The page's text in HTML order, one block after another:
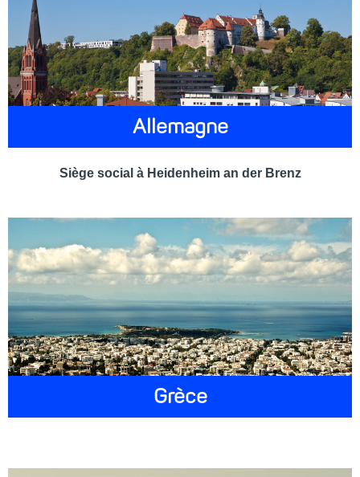
Allemagne
Siège social à Heidenheim an der Brenz
Grèce